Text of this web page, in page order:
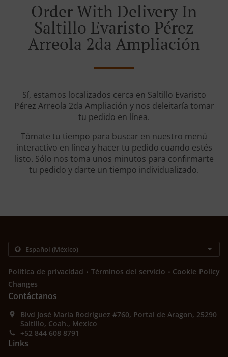
Order With Delivery In
Saltillo Evaristo Pérez
Arreola 2da Ampliación
Sí, estamos localizados cerca en Saltillo Evaristo
Pérez Arreola 2da Ampliación y nos deleitaría tomar
tu pedido en línea.
Tómate tu tiempo para buscar en nuestro menú
interactivo en línea y hacer tu pedido cuando estés
listo. Sólo nos toma unos minutos para confirmarte
tu pedido y darte un tiempo individualizado.
Política de privacidad . Términos del servicio . Cookie Policy
Changes
Contáctanos
Blvd José María Rodriguez #760, Portal de Aragon, 25290
Saltillo, Coah., Mexico
+52 844 608 8791
Links